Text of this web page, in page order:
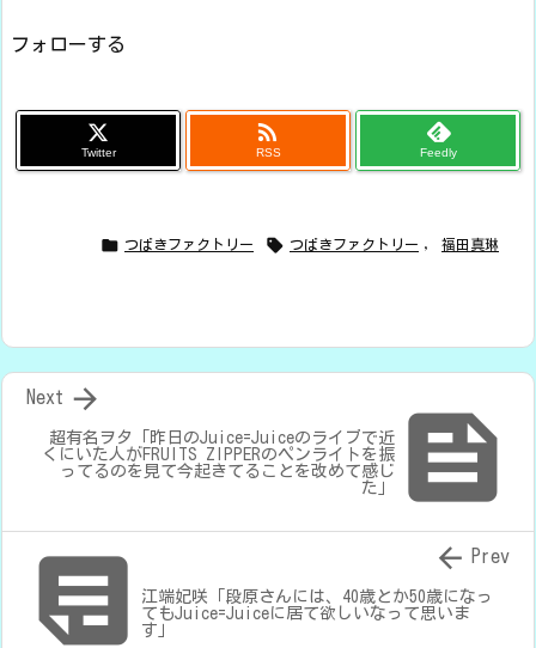
フォローする
Twitter

RSS Feedly
 つばきファクトリー  つばきファクトリー , 福田真琳

超有名ヲタ「昨日のJuice=Juiceのライブで近
くにいた人がFRUITS ZIPPERのペンライトを振
ってるのを見て今起きてることを改めて感じ
た」

Next
江端妃咲「段原さんには、40歳とか50歳になっ
てもJuice=Juiceに居て欲しいなって思いま
す」
 Prev